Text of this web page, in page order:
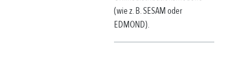
(wie z. B. SESAM oder
EDMOND).